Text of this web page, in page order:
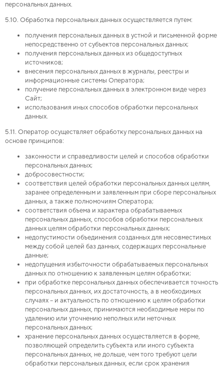
персональных данных.
5.10. Обработка персональных данных осуществляется путем:
получения персональных данных в устной и письменной форме
непосредственно от субъектов персональных данных;
получения персональных данных из общедоступных
источников;
внесения персональных данных в журналы, реестры и
информационные системы Оператора;
получение персональных данных в электронном виде через
Сайт;
использования иных способов обработки персональных
данных.
5.11. Оператор осуществляет обработку персональных данных на
основе принципов:
законности и справедливости целей и способов обработки
персональных данных;
добросовестности;
соответствия целей обработки персональных данных целям,
заранее определенным и заявленным при сборе персональных
данных, а также полномочиям Оператора;
соответствия объема и характера обрабатываемых
персональных данных, способов обработки персональных
данных целям обработки персональных данных;
недопустимости объединения созданных для несовместимых
между собой целей баз данных, содержащих персональные
данные;
недопущения избыточности обрабатываемых персональных
данных по отношению к заявленным целям обработки;
при обработке персональных данных обеспечивается точность
персональных данных, их достаточность, а в необходимых
случаях – и актуальность по отношению к целям обработки
персональных данных, принимаются необходимые меры по
удалению или уточнению неполных или неточных
персональных данных;
хранение персональных данных осуществляется в форме,
позволяющей определить субъекта или иного субъекта
персональных данных, не дольше, чем того требуют цели
обработки персональных данных, если срок хранения